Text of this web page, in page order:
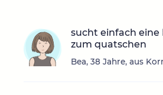
sucht einfach eine
zum quatschen
Bea, 38 Jahre, aus